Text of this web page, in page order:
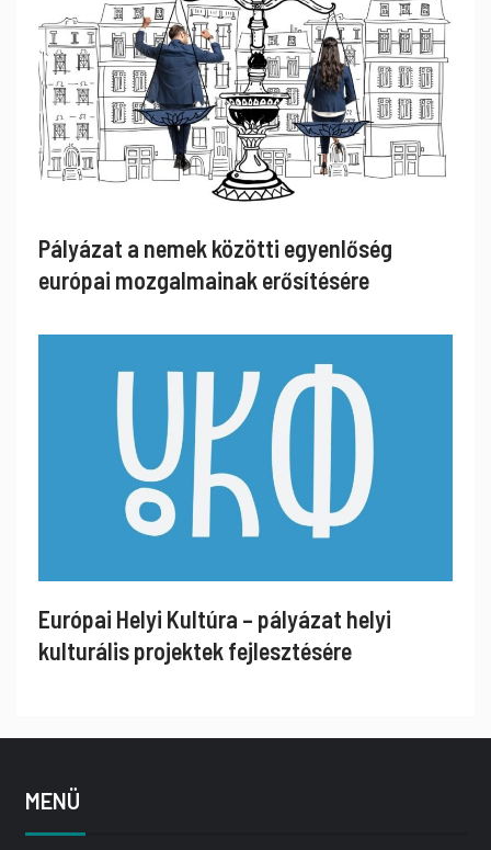
Pályázat a nemek közötti egyenlőség
európai mozgalmainak erősítésére
Európai Helyi Kultúra – pályázat helyi
kulturális projektek fejlesztésére
MENÜ